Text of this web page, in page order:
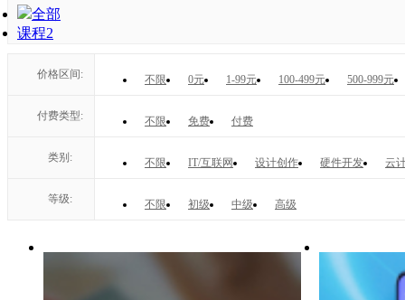
全部
课程2
价格区间: 不限 0元 1-99元 100-499元 500-999元
付费类型: 不限 免费 付费
类别: 不限 IT/互联网 设计创作 硬件开发 云
等级: 不限 初级 中级 高级